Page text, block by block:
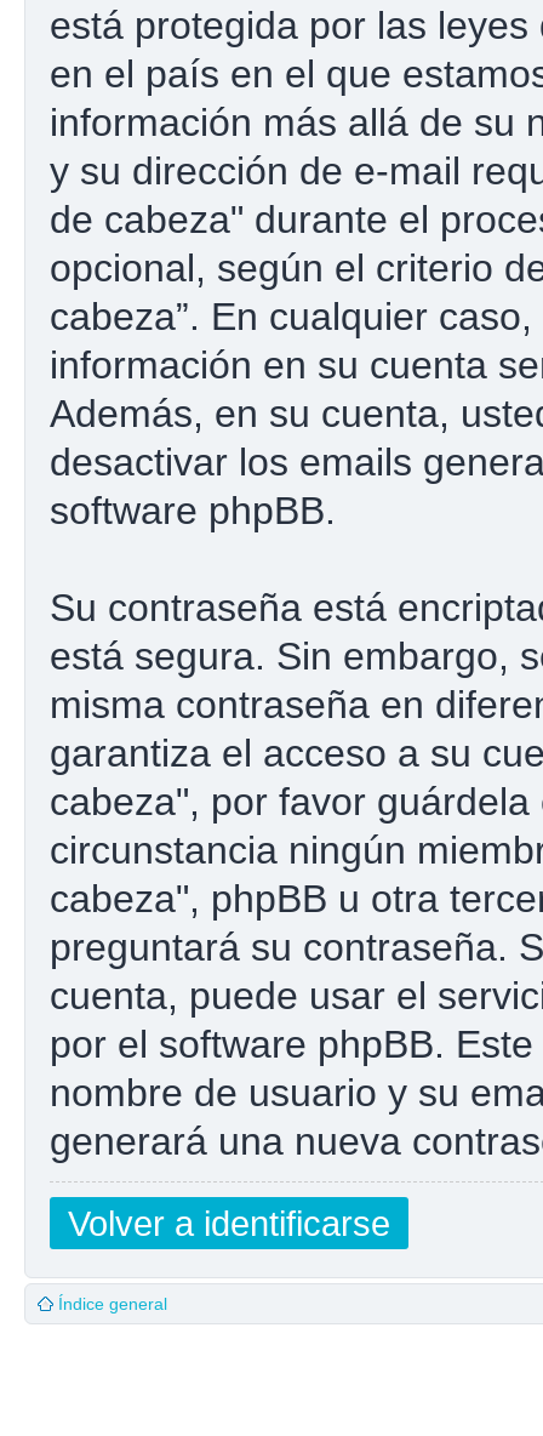
está protegida por las
en el país en el que
información más allá de su
y su dirección de e-mail
de cabeza" durante el
opcional, según el criterio
cabeza”. En cualquier
información en su cuenta
Además, en su cuenta,
desactivar los emails
software phpBB.
Su contraseña está
está segura. Sin embargo,
misma contraseña en
garantiza el acceso a su
cabeza", por favor
circunstancia ningún
cabeza", phpBB u otra
preguntará su contraseña.
cuenta, puede usar el
por el software phpBB.
nombre de usuario y su
generará una nueva
Volver a identificarse
Índice general